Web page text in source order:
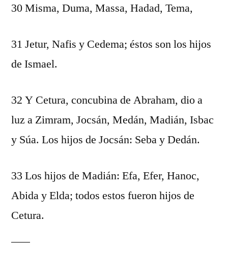
30 Misma, Duma, Massa, Hadad, Tema,
31 Jetur, Nafis y Cedema; éstos son los hijos
de Ismael.
32 Y Cetura, concubina de Abraham, dio a
luz a Zimram, Jocsán, Medán, Madián, Isbac
y Súa. Los hijos de Jocsán: Seba y Dedán.
33 Los hijos de Madián: Efa, Efer, Hanoc,
Abida y Elda; todos estos fueron hijos de
Cetura.